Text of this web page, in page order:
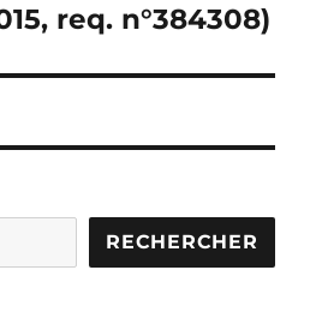
req. n°384308)
RECHERCHER